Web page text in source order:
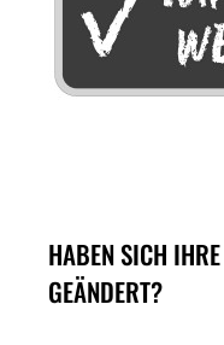
HABEN SICH
GEÄNDERT?